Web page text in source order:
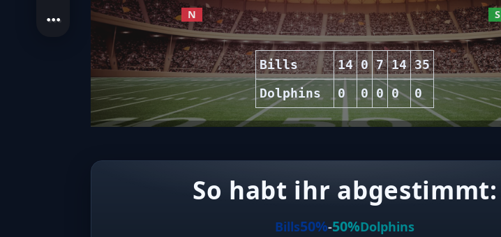
N S
Bills 14 0 7 14 35
Dolphins
0 0 0 0 0
So habt ihr abgestimmt:
Bills50%-50%Dolphins